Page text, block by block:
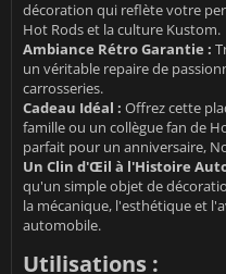
décoration qui reflète votre
Hot Rods et la culture Kustom.
Ambiance Rétro Garantie :
un véritable repaire de
carrosseries.
Cadeau Idéal : Offrez cette
famille ou un collègue fan de
parfait pour un anniversaire,
Un Clin d'Œil à l'Histoire
qu'un simple objet de
la mécanique, l'esthétique et
automobile.
Utilisations :